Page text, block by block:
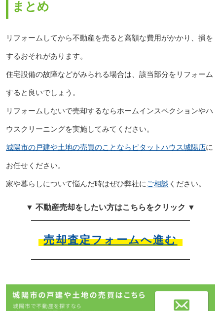
まとめ
リフォームしてから不動産を売ると高額な費用がかかり、損を
するおそれがあります。
住宅設備の故障などがみられる場合は、該当部分をリフォーム
すると良いでしょう。
リフォームしないで売却するならホームインスペクションやハ
ウスクリーニングを実施してみてください。
城陽市の戸建や土地の売買のことならピタットハウス城陽店に
お任せください。
家や暮らしについて悩んだ時はぜひ弊社にご相談 ください。
▼ 不動産売却をしたい方はこちらをクリック ▼
売却査定フォームへ進む